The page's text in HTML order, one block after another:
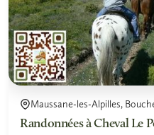
Maussane-les-Alpilles,
Randonnées à Cheval Le